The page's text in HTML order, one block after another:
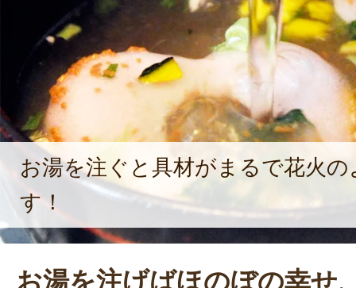
は一日300を超える個数を生産。そ
め、また機械には難しい細部の品質
で行っている。衛生・品質に細心の
掛ける商品が人の笑顔・幸福に直結
も贈答利用に念頭を置いている商品
――「結婚式や親族での集まり等、お
して下さい。」
お湯を注ぐと具材がまるで花火
す！
お湯を注げばほのぼの幸せ